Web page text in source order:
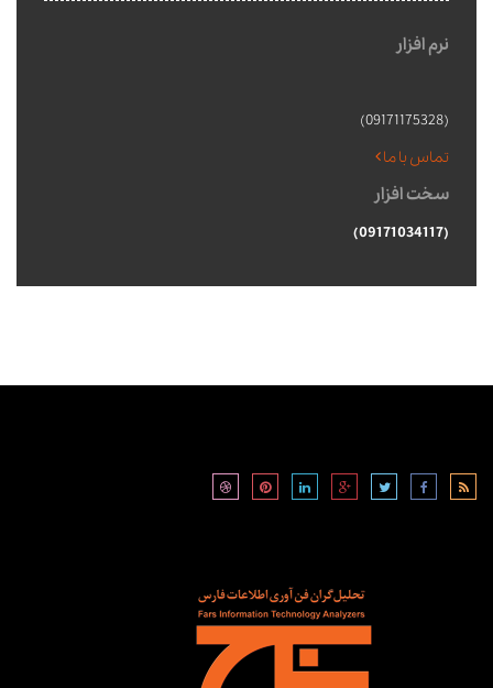
نرم افزار
(09171175328)
تماس با ما
سخت افزار
(09171034117)